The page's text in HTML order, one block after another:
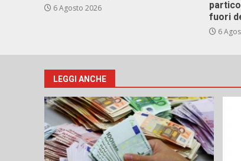
6 Agosto 2026
fuori
6
LEGGI ANCHE